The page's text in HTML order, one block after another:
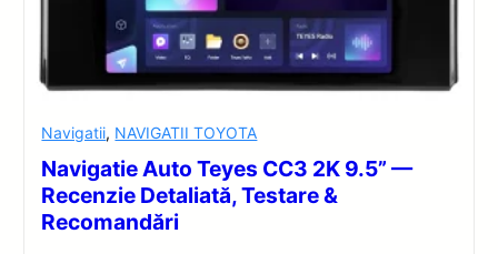
Navigatii, NAVIGATII TOYOTA
Navigatie Auto Teyes CC3 2K 9.5” —
Recenzie Detaliată, Testare &
Recomandări